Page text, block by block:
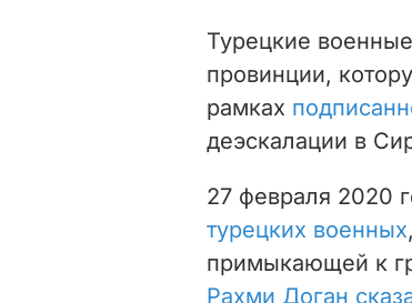
Турецкие
провинции,
рамках
деэскалации в
27 февраля 2020
турецких военных
примыкающей к
Рахми Доган